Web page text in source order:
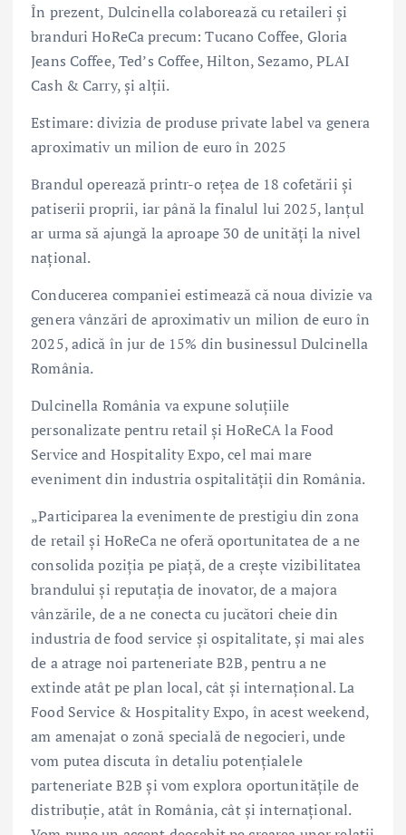
În prezent, Dulcinella colaborează cu retaileri și
branduri HoReCa precum: Tucano Coffee, Gloria
Jeans Coffee, Ted’s Coffee, Hilton, Sezamo, PLAI
Cash & Carry, și alții.
Estimare: divizia de produse private label va genera
aproximativ un milion de euro în 2025
Brandul operează printr-o rețea de 18 cofetării și
patiserii proprii, iar până la finalul lui 2025, lanțul
ar urma să ajungă la aproape 30 de unități la nivel
național.
Conducerea companiei estimează că noua divizie va
genera vânzări de aproximativ un milion de euro în
2025, adică în jur de 15% din businessul Dulcinella
România.
Dulcinella România va expune soluțiile
personalizate pentru retail și HoReCA la Food
Service and Hospitality Expo, cel mai mare
eveniment din industria ospitalității din România.
„Participarea la evenimente de prestigiu din zona
de retail și HoReCa ne oferă oportunitatea de a ne
consolida poziția pe piață, de a crește vizibilitatea
brandului și reputația de inovator, de a majora
vânzările, de a ne conecta cu jucători cheie din
industria de food service și ospitalitate, și mai ales
de a atrage noi parteneriate B2B, pentru a ne
extinde atât pe plan local, cât și internațional. La
Food Service & Hospitality Expo, în acest weekend,
am amenajat o zonă specială de negocieri, unde
vom putea discuta în detaliu potențialele
parteneriate B2B și vom explora oportunitățile de
distribuție, atât în România, cât și internațional.